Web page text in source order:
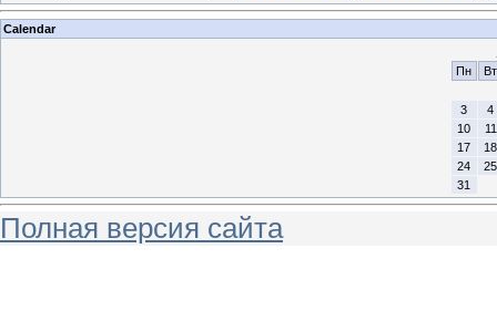
Calendar
Пн
Вт
3
4
10
11
17
18
24
25
31
Полная версия сайта